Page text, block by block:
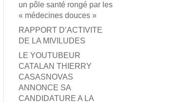
un pôle santé rongé par les
« médecines douces »
RAPPORT D’ACTIVITE
DE LA MIVILUDES
LE YOUTUBEUR
CATALAN THIERRY
CASASNOVAS
ANNONCE SA
CANDIDATURE A LA